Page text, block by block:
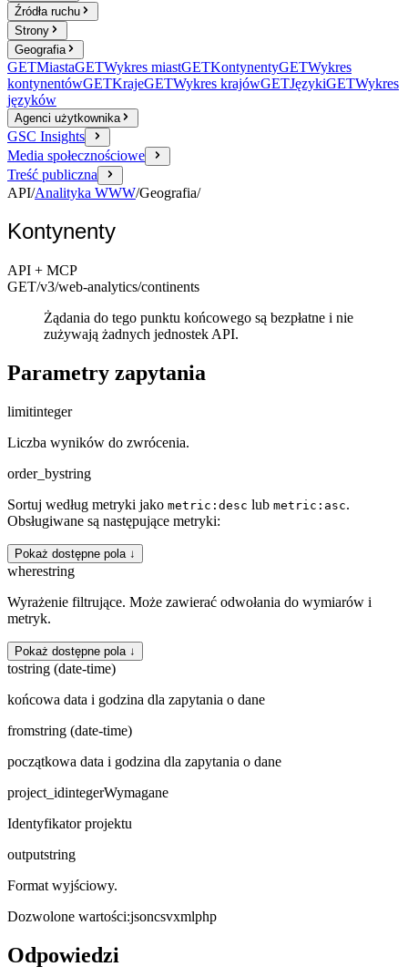
Źródła ruchu
Strony
Geografia
GETMiastaGETWykres miastGETKontynentyGETWykres
kontynentówGETKrajeGETWykres krajówGETJęzykiGETWykres
języków
Agenci użytkownika
GSC Insights
Media społecznościowe
Treść publiczna
API/Analityka WWW/Geografia/
Kontynenty
API + MCP
GET/v3/web-analytics/continents
Żądania do tego punktu końcowego są bezpłatne i nie
zużywają żadnych jednostek API.
Parametry zapytania
limitinteger
Liczba wyników do zwrócenia.
order_bystring
Sortuj według metryki jako metric:desc lub metric:asc.
Obsługiwane są następujące metryki:
Pokaż dostępne pola ↓
wherestring
Wyrażenie filtrujące. Może zawierać odwołania do wymiarów i
metryk.
Pokaż dostępne pola ↓
tostring (date-time)
końcowa data i godzina dla zapytania o dane
fromstring (date-time)
początkowa data i godzina dla zapytania o dane
project_idintegerWymagane
Identyfikator projektu
outputstring
Format wyjściowy.
Dozwolone wartości:jsoncsvxmlphp
Odpowiedzi